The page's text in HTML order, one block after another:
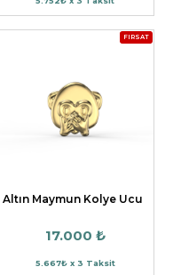
FIRSAT
Altın Maymun Kolye Ucu
17.000 ₺
5.667₺ x 3 Taksit